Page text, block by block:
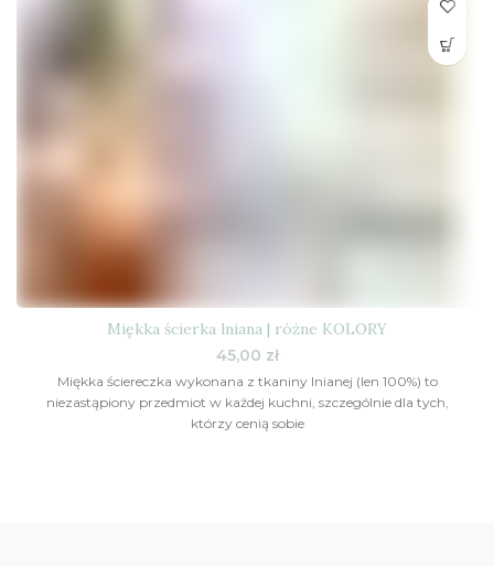
Miękka ścierka lniana | różne KOLORY
45,00 zł
Miękka ściereczka wykonana z tkaniny lnianej (len 100%) to
niezastąpiony przedmiot w każdej kuchni, szczególnie dla tych,
którzy cenią sobie